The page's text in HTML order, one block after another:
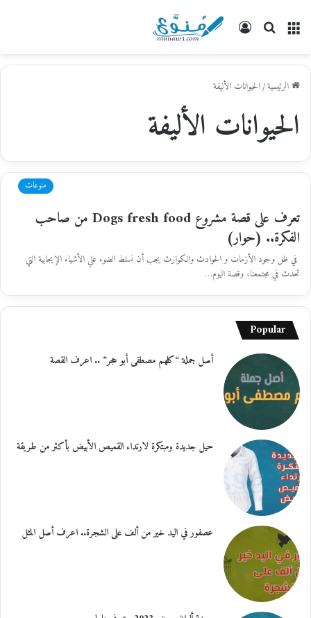
القائمة
بحث
تسجيل
الرئيسية/الحيوانات الأليفة
الحيوانات الأليفة
منوعات
تعرف على قصة مشروع Dogs fresh food من صاحب
الفكرة.. (حوار)
في ظل وجود الأزمات و الحوادث والكوارث يجب أن نسلط الضوء علي الأشياء الإيجابية التي
تحدث في مجتمعنا، وقصة اليوم…
Popular
أصل جملة “كلهم مصطفى أبو حجر” .. اعرف القصة
حيل جديدة ومبتكرة لارتداء القميص الأبيض بأكثر من طريقة
عصفور في اليد خير من ألف على الشجرة.. اعرف أصل المثل